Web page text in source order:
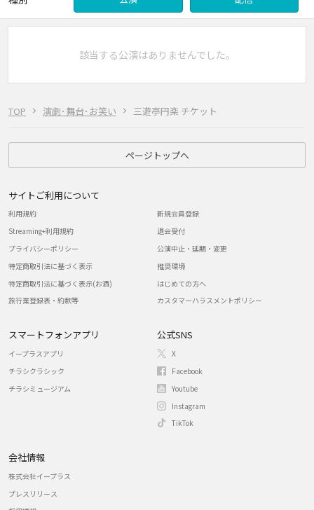
TOP 演劇･舞台･お笑い 三遊亭円楽 チケット
該当する公演はありませんでした。
ページトップへ
サイトご利用について
利用規約
Streaming+利用規約
プライバシーポリシー
特定商取引法に基づく表示
特定商取引法に基づく表示(お酒)
旅行業登録表・約款等
新規会員登録
退会受付
公演中止・延期・変更
推奨環境
はじめての方へ
カスタマーハラスメントポリシー
スマートフォンアプリ
イープラスアプリ
チラシクラシック
チラシミュージアム
公式SNS
X
Facebook
Youtube
Instagram
TikTok
会社情報
株式会社イープラス
プレスリリース